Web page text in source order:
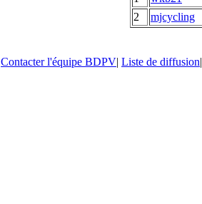
2
mjcycling
Contacter l'équipe BDPV| Liste de diffusion